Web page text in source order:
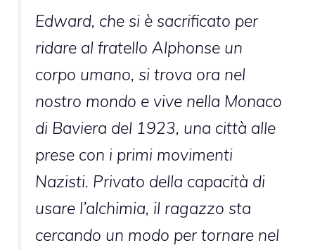
Edward, che si è sacrificato per
ridare al fratello Alphonse un
corpo umano, si trova ora nel
nostro mondo e vive nella Monaco
di Baviera del 1923, una città alle
prese con i primi movimenti
Nazisti. Privato della capacità di
usare l’alchimia, il ragazzo sta
cercando un modo per tornare nel